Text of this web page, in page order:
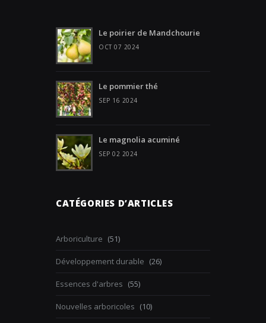
Le poirier de Mandchourie
OCT 07 2024
Le pommier thé
SEP 16 2024
Le magnolia acuminé
SEP 02 2024
CATÉGORIES D’ARTICLES
Arboriculture (51)
Développement durable (26)
Essences d'arbres (55)
Nouvelles arboricoles (10)